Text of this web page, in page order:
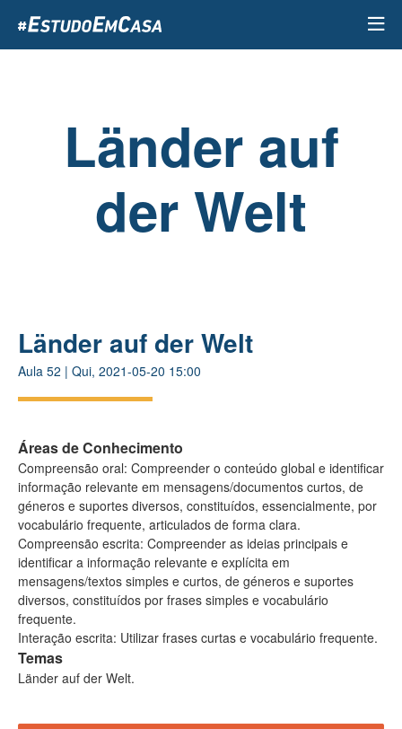
para
o
Länder auf
der Welt
Länder auf der Welt
Aula 52 | Qui, 2021-05-20 15:00
Áreas de Conhecimento
Compreensão oral: Compreender o conteúdo global e identificar
informação relevante em mensagens/documentos curtos, de
géneros e suportes diversos, constituídos, essencialmente, por
vocabulário frequente, articulados de forma clara.
Compreensão escrita: Compreender as ideias principais e
identificar a informação relevante e explícita em
mensagens/textos simples e curtos, de géneros e suportes
diversos, constituídos por frases simples e vocabulário
frequente.
Interação escrita: Utilizar frases curtas e vocabulário frequente.
Temas
Länder auf der Welt.